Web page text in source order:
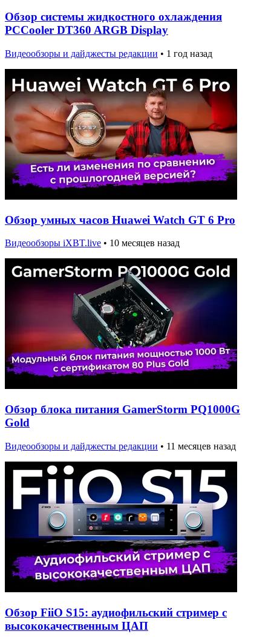
Обзор системы жидкостного охлаждения
PCCooler DT360 ARGB Display
Видеообзоры и дайджесты редакции • 1 год назад
Обзор умных часов Huawei Watch GT 6 Pro
Видеообзоры iXBT.live • 10 месяцев назад
Обзор блока питания GamerStorm PQ1000G
Gold
Видеообзоры и дайджесты редакции • 11 месяцев назад
Обзор FiiO S15: аудиофильский стример с
высококачественным ЦАП